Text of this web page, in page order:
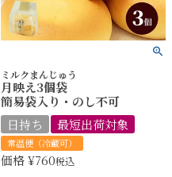
ミルクまんじゅう
月映え3個袋
簡易袋入り・のし不可
日持ち
最短出荷対象
常温便（冷蔵可）
価格¥760税込